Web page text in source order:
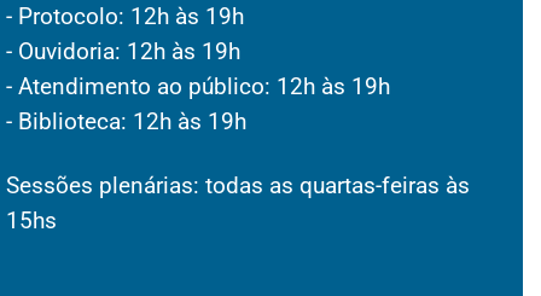
- Protocolo: 12h às 19h
- Ouvidoria: 12h às 19h
- Atendimento ao público: 12h às 19h
- Biblioteca: 12h às 19h
Sessões plenárias: todas as quartas-feiras às
15hs